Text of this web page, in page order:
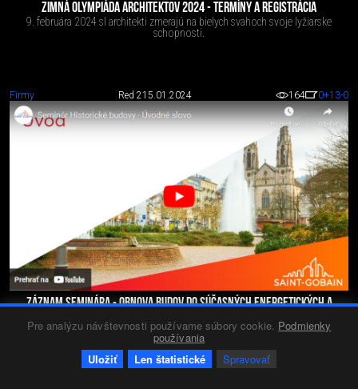
Pre analýzu návštevnosti používame súbory cookie. Podmienky
používania
Uložiť
Len štatistické Spravovať
ZIMNÁ OLYMPIÁDA ARCHITEKTOV 2024 - TERMÍNY A REGISTRÁCIA
9. februára 2024 sI architekti zmerajú na bielych svahoch svoje lyžiarske
schopnosti.
Firmy Red 215.01.2024 164 0+13-0
ZÁZNAM SEMINÁRA - OBNOVA BUDOV DO SÚČASNÝCH ENERGETICKÝCH A
KVALITATÍVNYCH ŠTANDARDOV 2023
Pre záujemcov z radov architektov, relizátorov a vlastníkov nehnuteľností je
celý seminár prístupný kedykoľvek aj online.